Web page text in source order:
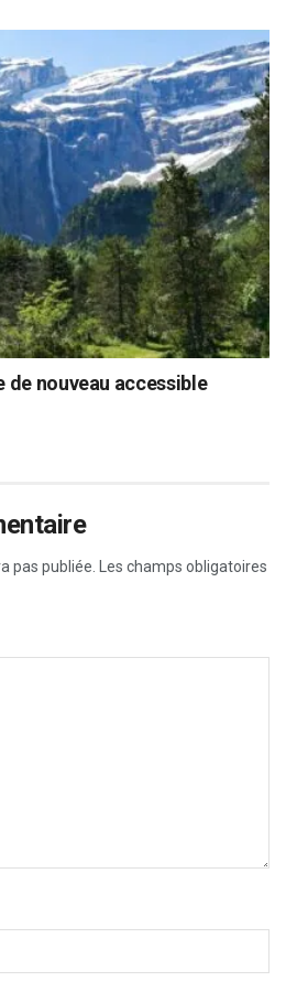
de nouveau accessible
pas publiée. Les champs obligatoires